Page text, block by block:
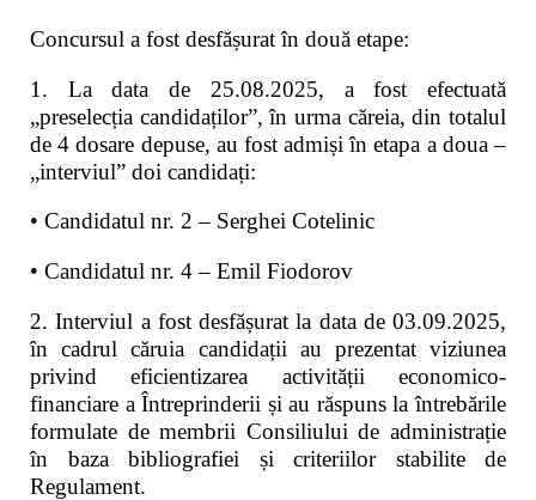
Concursul a fost desfășurat în două etape:
1. La data de 25.08.2025, a fost efectuată
„preselecția candidaților”, în urma căreia, din totalul
de 4 dosare depuse, au fost admiși în etapa a doua –
„interviul” doi candidați:
• Candidatul nr. 2 – Serghei Cotelinic
• Candidatul nr. 4 – Emil Fiodorov
2. Interviul a fost desfășurat la data de 03.09.2025,
în cadrul căruia candidații au prezentat viziunea
privind eficientizarea activității economico-
financiare a Întreprinderii și au răspuns la întrebările
formulate de membrii Consiliului de administrație
în baza bibliografiei și criteriilor stabilite de
Regulament.